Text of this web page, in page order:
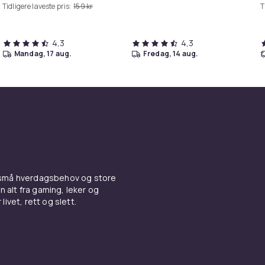
Tidligere laveste pris: 159 kr
4,3
mandag, 17 aug.
4,3
fredag, 14 aug.
hverdagsbehov og store
alt fra gaming, leker og
livet, rett og slett.